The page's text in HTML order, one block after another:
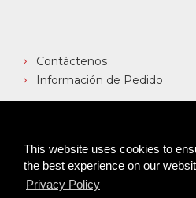
This website uses cookies to
the best experience on our
Privacy Policy
Contáctenos
Información de Pedido
Text block body.